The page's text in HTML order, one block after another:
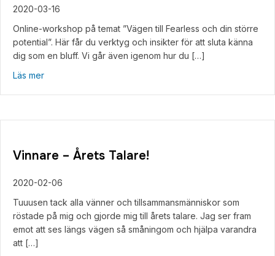
2020-03-16
Online-workshop på temat ”Vägen till Fearless och din större
potential”. Här får du verktyg och insikter för att sluta känna
dig som en bluff. Vi går även igenom hur du […]
Läs merabout Online-workshop – ”Vägen till Fearless och din
Vinnare – Årets Talare!
2020-02-06
Tuuusen tack alla vänner och tillsammansmänniskor som
röstade på mig och gjorde mig till årets talare. Jag ser fram
emot att ses längs vägen så småningom och hjälpa varandra
att […]